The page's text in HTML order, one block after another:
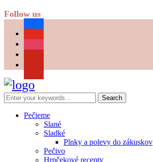
Follow us
Pečieme
Slané
Sladké
Plnky a polevy do zákuskov
Pečivo
Hrnčekové recepty